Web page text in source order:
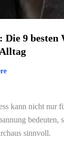
9 besten
kann nicht nur
bedeuten,
sinnvoll.